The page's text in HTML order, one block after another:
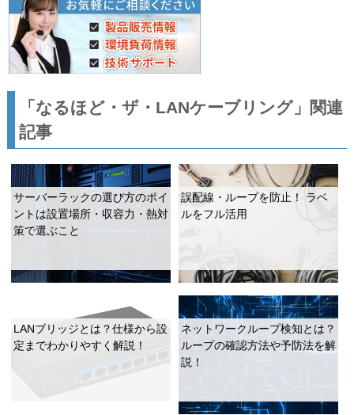
「なるほど・ザ・LANケーブリング」関連
記事
サーバーラックの選び方のポイ
ントは設置場所・収容力・熱対
策で選ぶこと
誤配線・ループを防止！ ラベ
ルをフル活用
LANブリッジとは？仕様から設
定までわかりやすく解説！
ネットワークループ検知とは？
ループの確認方法や予防法を解
説！